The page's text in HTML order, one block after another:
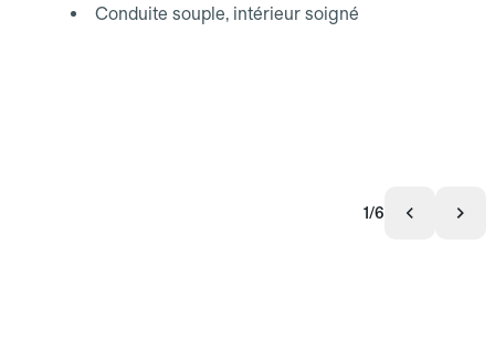
Conduite souple, intérieur soigné
1/6